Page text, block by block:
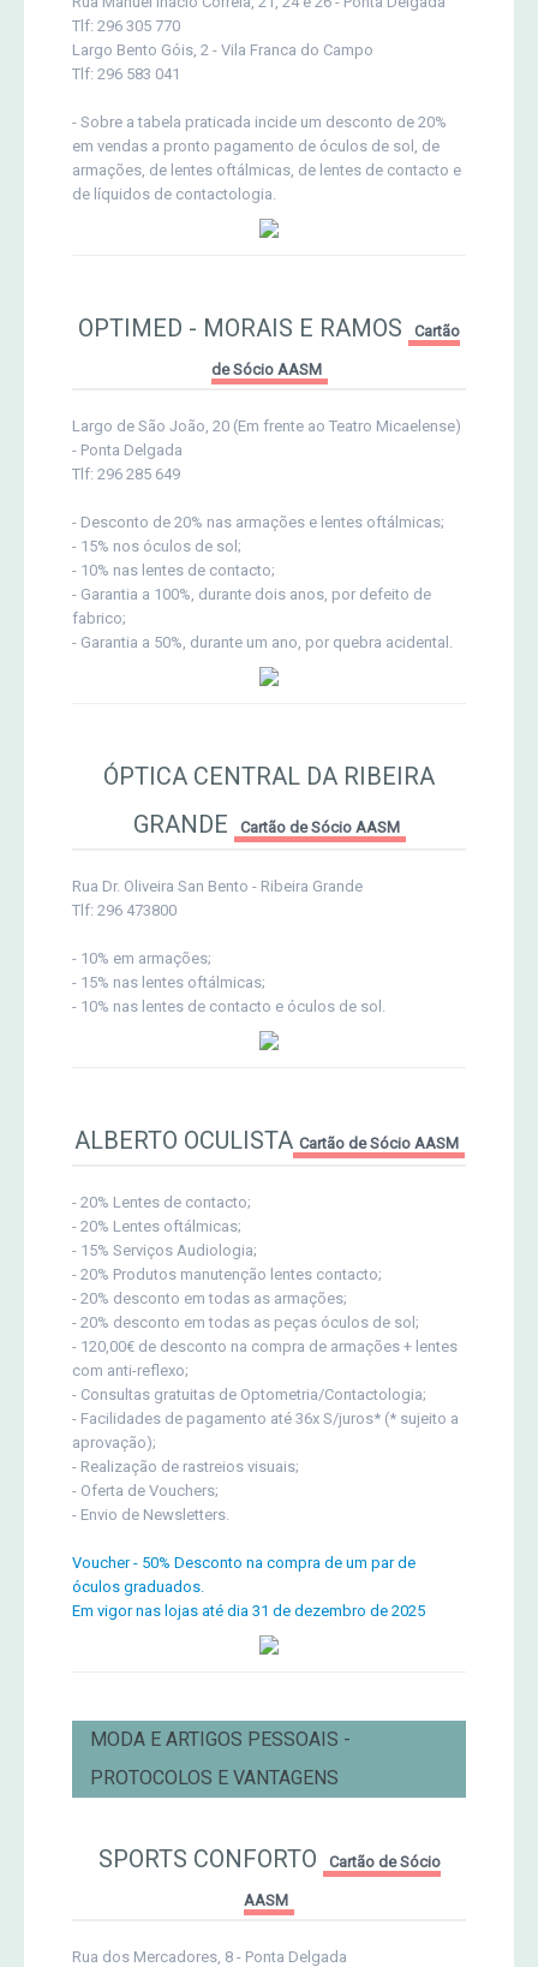
Tlf: 296 305 770
Largo Bento Góis, 2 - Vila Franca do Campo
Tlf: 296 583 041
- Sobre a tabela praticada incide um desconto de 20%
em vendas a pronto pagamento de óculos de sol, de
armações, de lentes oftálmicas, de lentes de contacto e
de líquidos de contactologia.
OPTIMED - MORAIS E RAMOS Cartão
de Sócio AASM
Largo de São João, 20 (Em frente ao Teatro Micaelense)
- Ponta Delgada
Tlf: 296 285 649
- Desconto de 20% nas armações e lentes oftálmicas;
- 15% nos óculos de sol;
- 10% nas lentes de contacto;
- Garantia a 100%, durante dois anos, por defeito de
fabrico;
- Garantia a 50%, durante um ano, por quebra acidental.
ÓPTICA CENTRAL DA RIBEIRA
GRANDE
Cartão de Sócio AASM
Rua Dr. Oliveira San Bento - Ribeira Grande
Tlf: 296 473800
- 10% em armações;
- 15% nas lentes oftálmicas;
- 10% nas lentes de contacto e óculos de sol.
ALBERTO OCULISTA Cartão de Sócio AASM
- 20% Lentes de contacto;
- 20% Lentes oftálmicas;
- 15% Serviços Audiologia;
- 20% Produtos manutenção lentes contacto;
- 20% desconto em todas as armações;
- 20% desconto em todas as peças óculos de sol;
- 120,00€ de desconto na compra de armações + lentes
com anti-reflexo;
- Consultas gratuitas de Optometria/Contactologia;
- Facilidades de pagamento até 36x S/juros* (* sujeito a
aprovação);
- Realização de rastreios visuais;
- Oferta de Vouchers;
- Envio de Newsletters.
Voucher - 50% Desconto na compra de um par de
óculos graduados.
Em vigor nas lojas até dia 31 de dezembro de 2025
MODA E ARTIGOS PESSOAIS -
PROTOCOLOS E VANTAGENS
SPORTS CONFORTO Cartão de Sócio
AASM
Rua dos Mercadores, 8 - Ponta Delgada